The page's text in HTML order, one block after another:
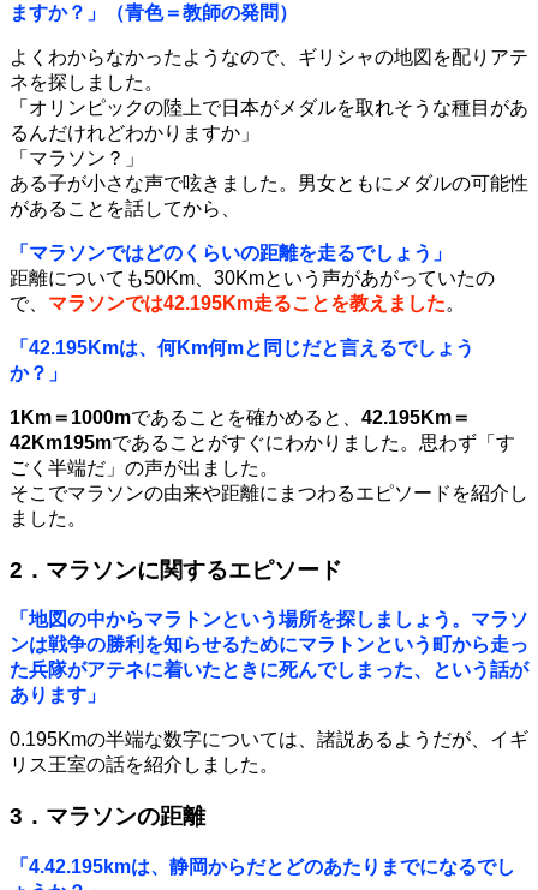
ますか？」（青色＝教師の発問）
よくわからなかったようなので、ギリシャの地図を配りアテ
ネを探しました。
「オリンピックの陸上で日本がメダルを取れそうな種目があ
るんだけれどわかりますか」
「マラソン？」
ある子が小さな声で呟きました。男女ともにメダルの可能性
があることを話してから、
「マラソンではどのくらいの距離を走るでしょう」
距離についても50Km、30Kmという声があがっていたの
で、 マラソンでは42.195Km走ることを教えました。
「42.195Kmは、何Km何mと同じだと言えるでしょう
か？」
1Km＝1000mであることを確かめると、 42.195Km＝
42Km195mであることがすぐにわかりました。思わず「す
ごく半端だ」の声が出ました。
そこでマラソンの由来や距離にまつわるエピソードを紹介し
ました。
2．マラソンに関するエピソード
「地図の中からマラトンという場所を探しましょう。マラソ
ンは戦争の勝利を知らせるためにマラトンという町から走っ
た兵隊がアテネに着いたときに死んでしまった、という話が
あります」
0.195Kmの半端な数字については、諸説あるようだが、イギ
リス王室の話を紹介しました。
3．マラソンの距離
「4.42.195kmは、静岡からだとどのあたりまでになるでし